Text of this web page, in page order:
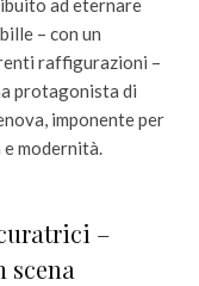
ad eternare
– con un
raffigurazioni –
protagonista di
imponente per
modernità.
–
scena